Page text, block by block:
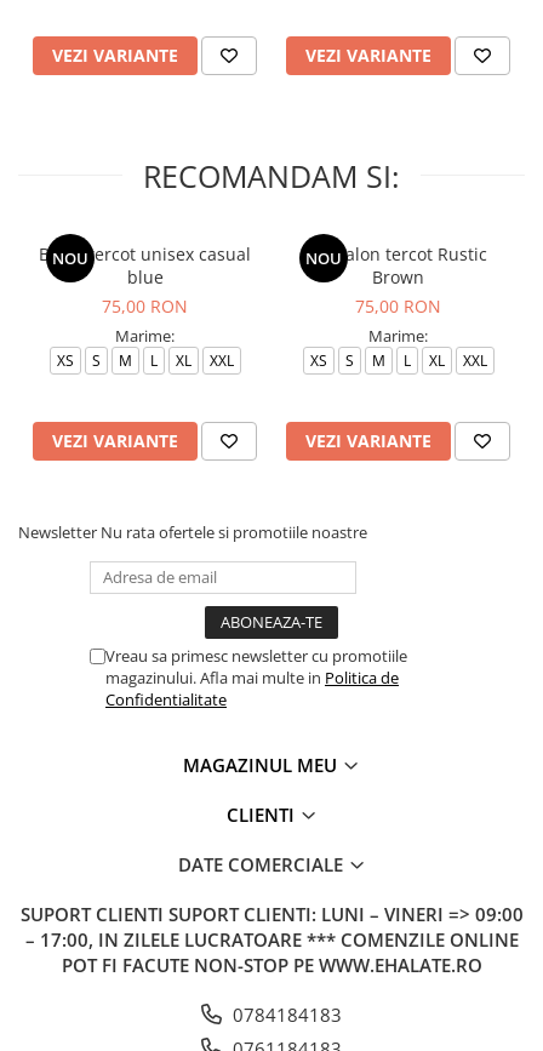
VEZI VARIANTE VEZI VARIANTE
RECOMANDAM SI:
NOU
Bluza tercot unisex casual
blue
75,00 RON
Marime:
XS S M L XL XXL
VEZI VARIANTE
NOU
Pantalon tercot Rustic
Brown
75,00 RON
Marime:
XS S M L XL XXL
VEZI VARIANTE
Newsletter Nu rata ofertele si promotiile noastre
Vreau sa primesc newsletter cu promotiile
magazinului. Afla mai multe in Politica de
Confidentialitate
MAGAZINUL MEU
CLIENTI
DATE COMERCIALE
SUPORT CLIENTI SUPORT CLIENTI: LUNI – VINERI => 09:00
– 17:00, IN ZILELE LUCRATOARE *** COMENZILE ONLINE
POT FI FACUTE NON-STOP PE WWW.EHALATE.RO
0784184183